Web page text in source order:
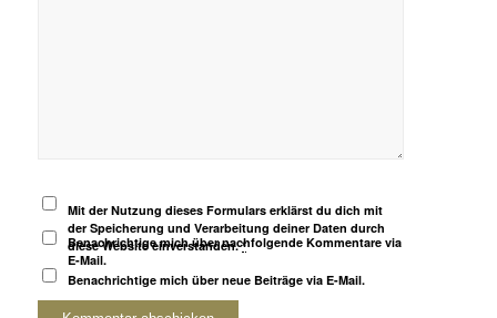
Mit der Nutzung dieses Formulars erklärst du dich mit
der Speicherung und Verarbeitung deiner Daten durch
diese Website einverstanden.*
Benachrichtige mich über nachfolgende Kommentare via
E-Mail.
Benachrichtige mich über neue Beiträge via E-Mail.